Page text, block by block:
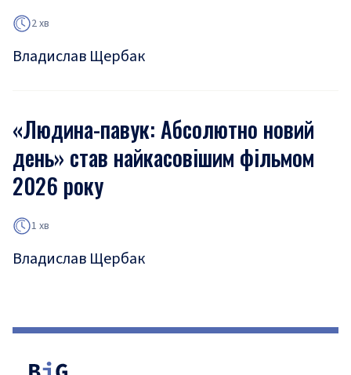
2 хв
Владислав Щербак
«Людина-павук: Абсолютно новий
день» став найкасовішим фільмом
2026 року
1 хв
Владислав Щербак